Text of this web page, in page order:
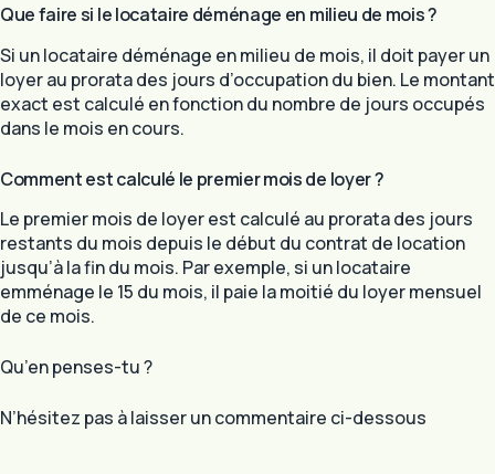
Que faire si le locataire déménage en milieu de mois ?
Si un locataire déménage en milieu de mois, il doit payer un
loyer au prorata des jours d’occupation du bien. Le montant
exact est calculé en fonction du nombre de jours occupés
dans le mois en cours.
Comment est calculé le premier mois de loyer ?
Le premier mois de loyer est calculé au prorata des jours
restants du mois depuis le début du contrat de location
jusqu’à la fin du mois. Par exemple, si un locataire
emménage le 15 du mois, il paie la moitié du loyer mensuel
de ce mois.
Qu’en penses-tu ?
N’hésitez pas à laisser un commentaire ci-dessous